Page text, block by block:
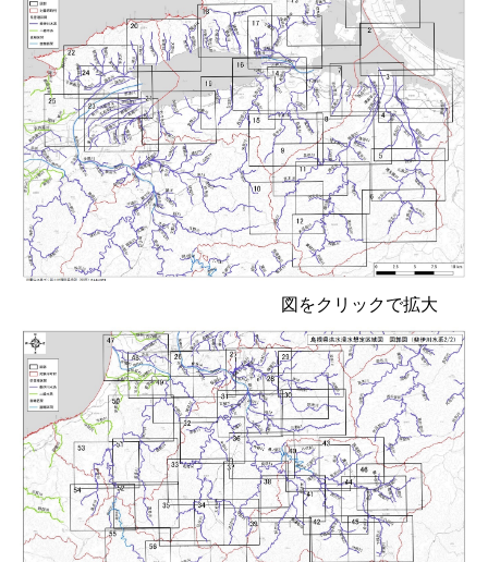
図をクリックで拡大